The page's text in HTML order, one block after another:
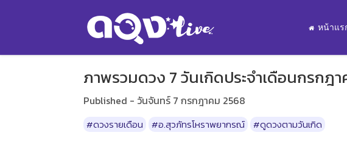
หน้าแร
ภาพรวมดวง 7 วันเกิดประจำเดือนกรกฎ
Published - วันจันทร์ 7 กรกฎาคม 2568
#ดวงรายเดือน #อ.สุวภัทรโหราพยากรณ์ #ดูดวงตามวันเกิด